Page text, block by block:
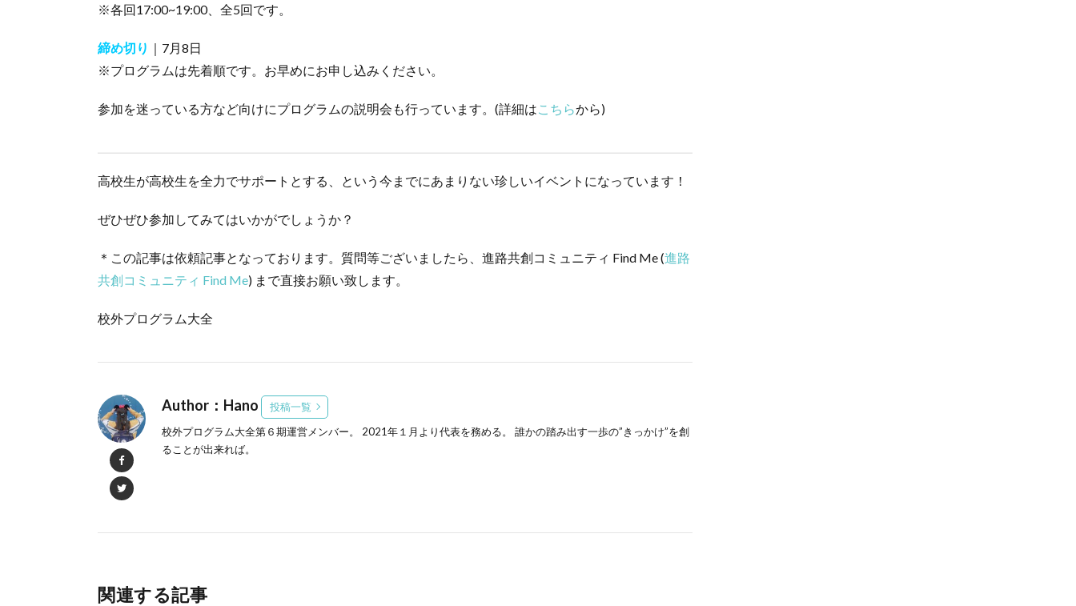
※各回17:00~19:00、全5回です。
締め切り ｜7月8日
※プログラムは先着順です。お早めにお申し込みください。
参加を迷っている方など向けにプログラムの説明会も行っています。(詳細は こちらから)
高校生が高校生を全力でサポートとする、という今までにあまりない珍しいイベントになっています！
ぜひぜひ参加してみてはいかがでしょうか？
＊この記事は依頼記事となっております。質問等ございましたら、進路共創コミュニティ Find Me (進路
共創コミュニティ Find Me) まで直接お願い致します。
校外プログラム大全
Author：Hano
投稿一覧
校外プログラム大全第６期運営メンバー。 2021年１月より代表を務める。 誰かの踏み出す一歩の”きっかけ”を創
ることが出来れば。
関連する記事